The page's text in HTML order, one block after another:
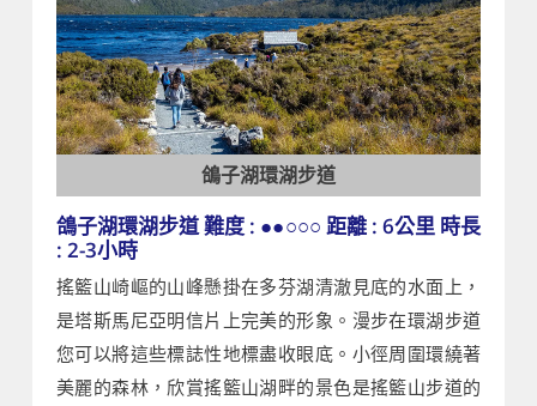
鴿子湖環湖步道
鴿子湖環湖步道 難度 : ●●○○○ 距離 : 6公里 時長
: 2-3小時
搖籃山崎嶇的山峰懸掛在多芬湖清澈見底的水面上，
是塔斯馬尼亞明信片上完美的形象。漫步在環湖步道
您可以將這些標誌性地標盡收眼底。小徑周圍環繞著
美麗的森林，欣賞搖籃山湖畔的景色是搖籃山步道的